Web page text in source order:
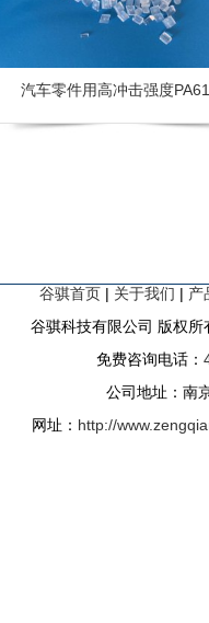
汽车零件用高冲击强度
谷骐首页 | 关于我们 | 产
谷骐科技有限公司 版权
免费咨询电话：
公司地址：南
网址： http://